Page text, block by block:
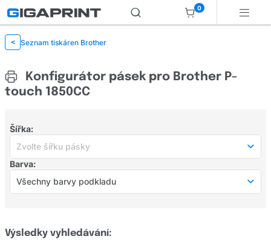
0
< Seznam tiskáren Brother
Konfigurátor pásek pro Brother P-
touch 1850CC
Šířka:
Zvolte šířku pásky
Zvolte šířku pásky
šířka 6 mm(21)
šířka 12 mm(83)
Barva:
Všechny barvy podkladu
Modrá (18)
Výsledky vyhledávání: